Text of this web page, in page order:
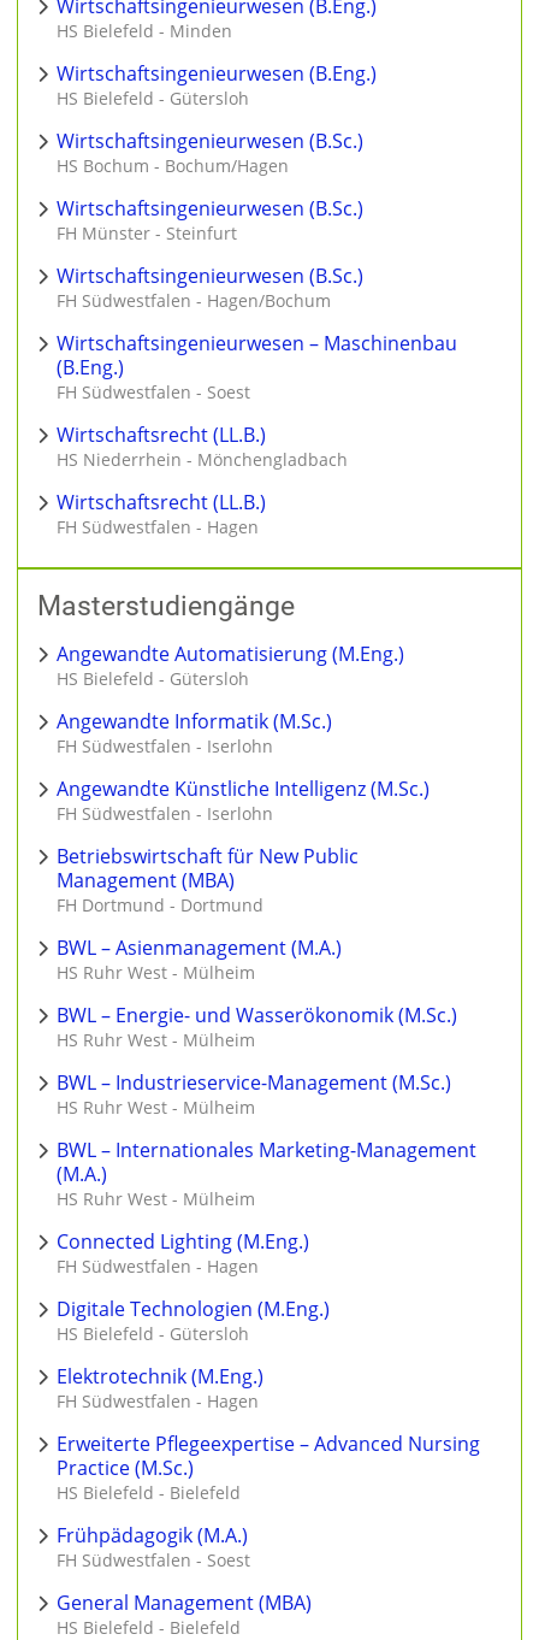
Wirtschaftsingenieurwesen (B.Eng.)
HS Bielefeld - Minden
Wirtschaftsingenieurwesen (B.Eng.)
HS Bielefeld - Gütersloh
Wirtschaftsingenieurwesen (B.Sc.)
HS Bochum - Bochum/Hagen
Wirtschaftsingenieurwesen (B.Sc.)
FH Münster - Steinfurt
Wirtschaftsingenieurwesen (B.Sc.)
FH Südwestfalen - Hagen/Bochum
Wirtschaftsingenieurwesen – Maschinenbau
(B.Eng.)
FH Südwestfalen - Soest
Wirtschaftsrecht (LL.B.)
HS Niederrhein - Mönchengladbach
Wirtschaftsrecht (LL.B.)
FH Südwestfalen - Hagen
Masterstudiengänge
Angewandte Automatisierung (M.Eng.)
HS Bielefeld - Gütersloh
Angewandte Informatik (M.Sc.)
FH Südwestfalen - Iserlohn
Angewandte Künstliche Intelligenz (M.Sc.)
FH Südwestfalen - Iserlohn
Betriebswirtschaft für New Public
Management (MBA)
FH Dortmund - Dortmund
BWL – Asienmanagement (M.A.)
HS Ruhr West - Mülheim
BWL – Energie- und Wasserökonomik (M.Sc.)
HS Ruhr West - Mülheim
BWL – Industrieservice-Management (M.Sc.)
HS Ruhr West - Mülheim
BWL – Internationales Marketing-Management
(M.A.)
HS Ruhr West - Mülheim
Connected Lighting (M.Eng.)
FH Südwestfalen - Hagen
Digitale Technologien (M.Eng.)
HS Bielefeld - Gütersloh
Elektrotechnik (M.Eng.)
FH Südwestfalen - Hagen
Erweiterte Pflegeexpertise – Advanced Nursing
Practice (M.Sc.)
HS Bielefeld - Bielefeld
Frühpädagogik (M.A.)
FH Südwestfalen - Soest
General Management (MBA)
HS Bielefeld - Bielefeld